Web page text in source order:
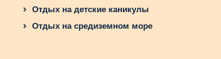
Отдых на детские каникулы
Отдых на средиземном море